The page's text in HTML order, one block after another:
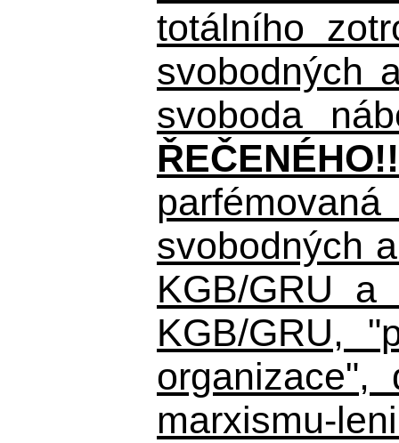
totálního
svobodných
svoboda
svobodných
KGB/GRU
KGB/GRU,
organizace",
marxismu-